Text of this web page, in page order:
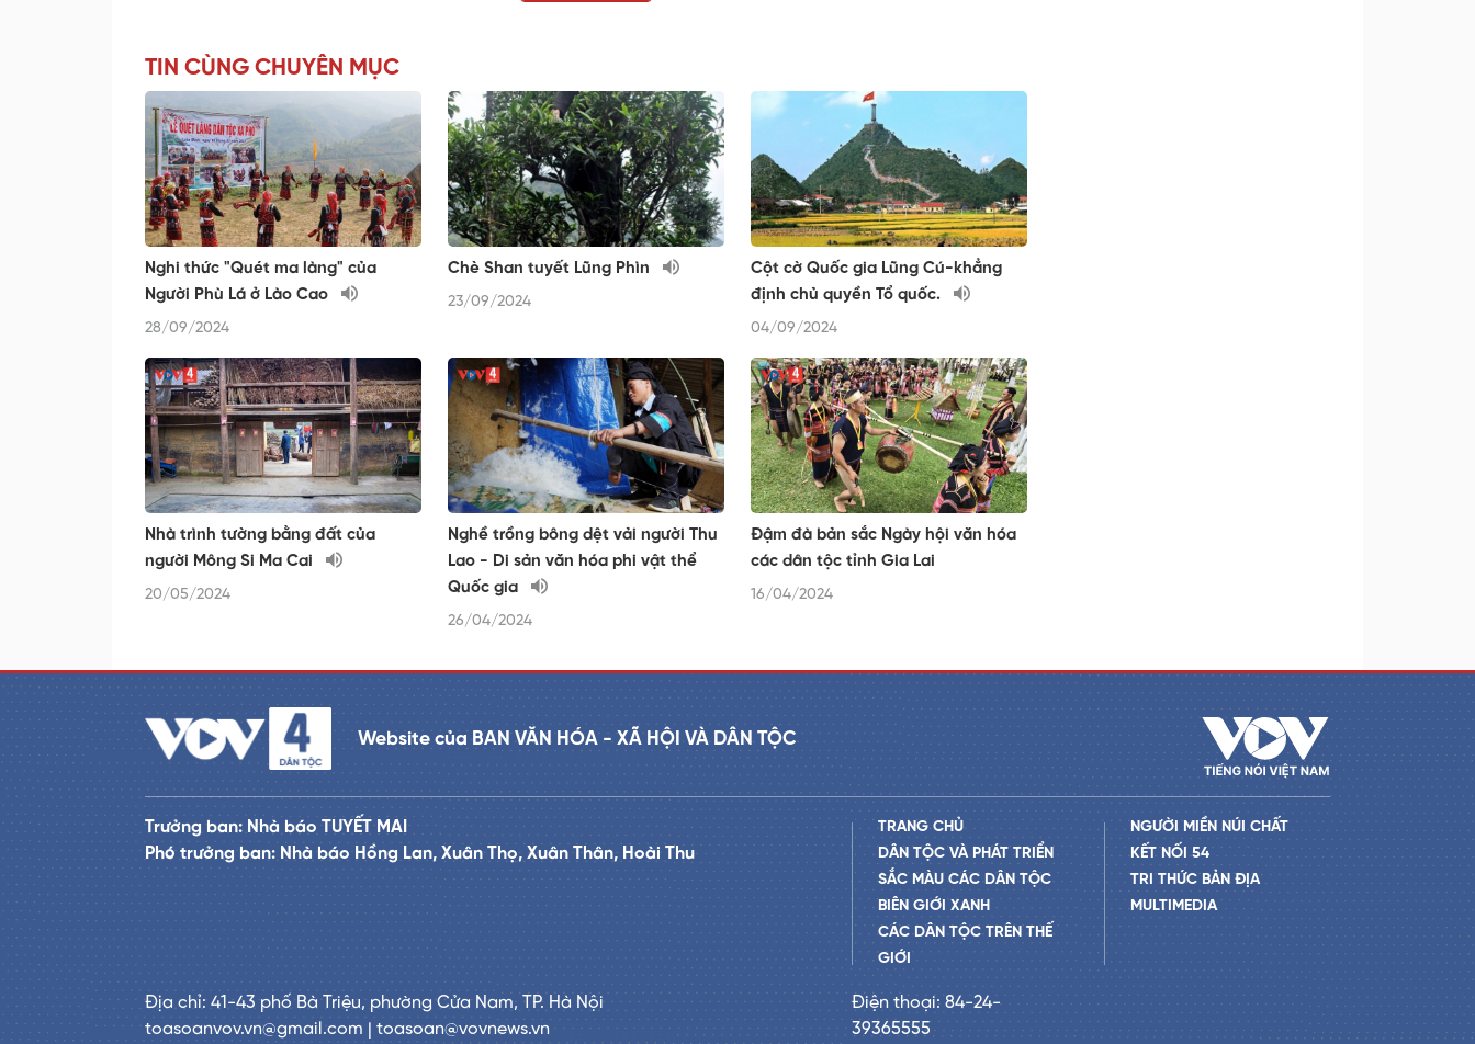
TIN CÙNG CHUYÊN MỤC
Nghi thức "Quét ma làng" của
Người Phù Lá ở Lào Cao
28/09/2024
Chè Shan tuyết Lũng Phìn
23/09/2024
Cột cờ Quốc gia Lũng Cú-khẳng
định chủ quyền Tổ quốc.
04/09/2024
Nhà trình tường bằng đất của
người Mông Si Ma Cai
20/05/2024
Nghề trồng bông dệt vải người Thu
Lao - Di sản văn hóa phi vật thể
Quốc gia
26/04/2024
Đậm đà bản sắc Ngày hội văn hóa
các dân tộc tỉnh Gia Lai
16/04/2024
Website của BAN VĂN HÓA - XÃ HỘI VÀ DÂN TỘC
Trưởng ban: Nhà báo TUYẾT MAI
Phó trưởng ban: Nhà báo Hồng Lan, Xuân Thọ, Xuân Thân, Hoài Thu
TRANG CHỦ
DÂN TỘC VÀ PHÁT TRIỂN
SẮC MÀU CÁC DÂN TỘC
BIÊN GIỚI XANH
CÁC DÂN TỘC TRÊN THẾ
GIỚI
NGƯỜI MIỀN NÚI CHẤT
KẾT NỐI 54
TRI THỨC BẢN ĐỊA
MULTIMEDIA
Địa chỉ: 41-43 phố Bà Triệu, phường Cửa Nam, TP. Hà Nội
toasoanvov.vn@gmail.com | toasoan@vovnews.vn
Điện thoại: 84-24-
39365555